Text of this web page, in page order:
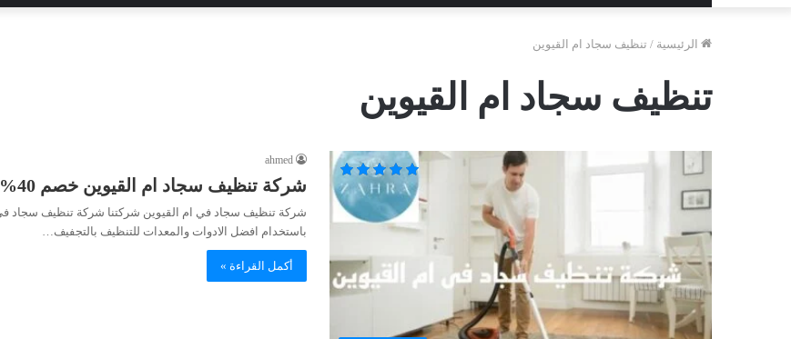
الرئيسية / تنظيف سجاد ام القيوين
تنظيف سجاد ام القيوين
ahmed
شركة تنظيف سجاد ام القيوين خصم 40%
باستخدام افضل الادوات والمعدات للتنظيف بالتجفيف…
أكمل القراءة »